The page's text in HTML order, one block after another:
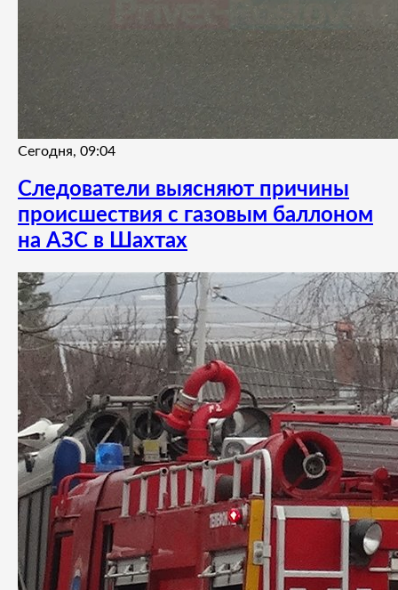
Сегодня, 09:04
Следователи выясняют причины
происшествия с газовым баллоном
на АЗС в Шахтах